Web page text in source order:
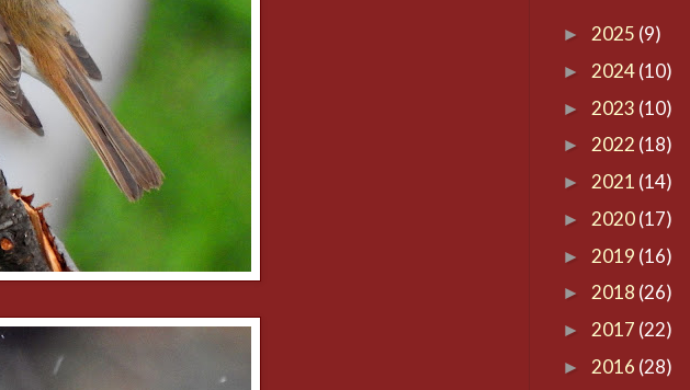
► 2025 (9)
► 2024(10)
► 2023 (10)
► 2022 (18)
► 2021 (14)
► 2020(17)
► 2019 (16)
► 2018 (26)
► 2017 (22)
► 2016 (28)